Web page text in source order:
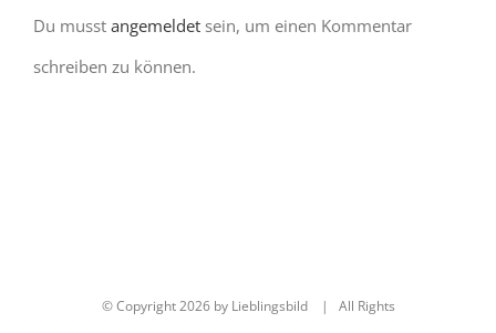
Du musst angemeldet sein, um einen Kommentar
schreiben zu können.
© Copyright2026 by Lieblingsbild | All Rights